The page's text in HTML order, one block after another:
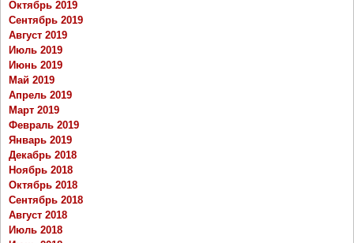
Октябрь 2019
Сентябрь 2019
Август 2019
Июль 2019
Июнь 2019
Май 2019
Апрель 2019
Март 2019
Февраль 2019
Январь 2019
Декабрь 2018
Ноябрь 2018
Октябрь 2018
Сентябрь 2018
Август 2018
Июль 2018